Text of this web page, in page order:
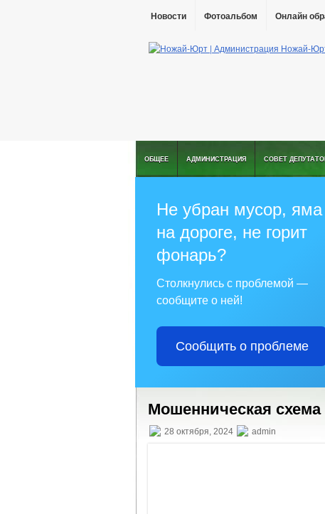
Новости Фотоальбом Онлайн
ОБЩЕЕ АДМИНИСТРАЦИЯ СОВЕТ
Не убран мусор, яма
на дороге, не горит
фонарь?
Столкнулись с проблемой —
сообщите о ней!
Сообщить о проблеме
Мошенническая схема
28 октября, 2024 admin